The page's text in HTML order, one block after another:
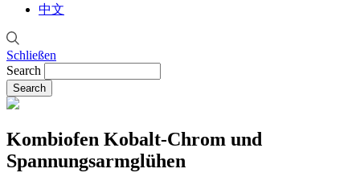
中文
Schließen
Search
Kombiofen Kobalt-Chrom und
Spannungsarmglühen